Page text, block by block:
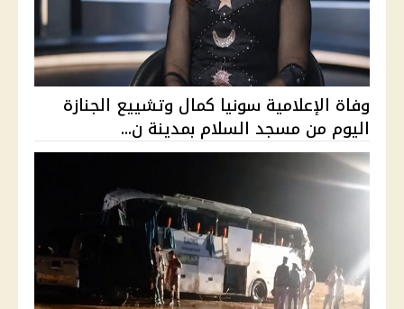
وفاة الإعلامية سونيا كمال وتشييع الجنازة
اليوم من مسجد السلام بمدينة ن...